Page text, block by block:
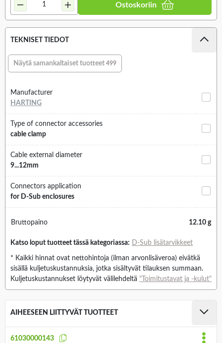
Ostoskoriin
TEKNISET TIEDOT
Näytä samankaltaiset tuotteet 499
Manufacturer
HARTING
Type of connector accessories
cable clamp
Cable external diameter
9...12mm
Connectors application
for D-Sub enclosures
Bruttopaino 12.10 g
Katso loput tuotteet tässä kategoriassa: D-Sub lisätarvikkeet
* Kaikki hinnat ovat nettohintoja (ilman arvonlisäveroa) eivätkä
sisällä kuljetuskustannuksia, jotka sisältyvät tilauksen summaan.
Kuljetuskustannukset löytyvät välilehdeltä "Toimitustavat ja -kulut"
AIHEESEEN LIITTYVÄT TUOTTEET
61030000143